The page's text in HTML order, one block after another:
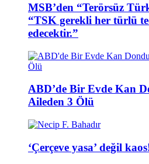
MSB’den “Terörsüz
“TSK gerekli her türlü
edecektir.”
ABD’de Bir Evde Kan
Aileden 3 Ölü
‘Çerçeve yasa’ değil